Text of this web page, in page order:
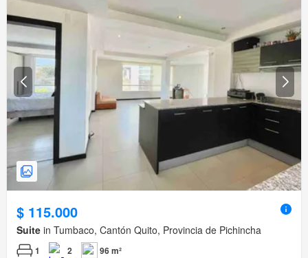
$ 115.000
Suite in Tumbaco, Cantón Quito, Provincia de Pichincha
1 2 96 m²